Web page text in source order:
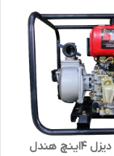
موتور پمپ دیزل 4اینچ هندل